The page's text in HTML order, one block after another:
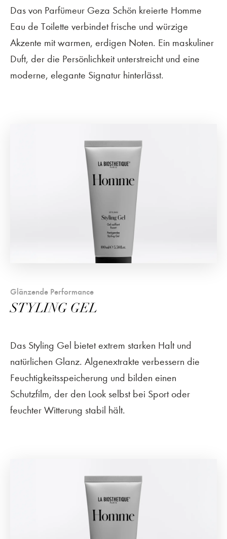
Das von Parfümeur Geza Schön kreierte Homme
Eau de Toilette verbindet frische und würzige
Akzente mit warmen, erdigen Noten. Ein maskuliner
Duft, der die Persönlichkeit unterstreicht und eine
moderne, elegante Signatur hinterlässt.
Glänzende Performance
STYLING GEL
Das Styling Gel bietet extrem starken Halt und
natürlichen Glanz. Algenextrakte verbessern die
Feuchtigkeitsspeicherung und bilden einen
Schutzfilm, der den Look selbst bei Sport oder
feuchter Witterung stabil hält.